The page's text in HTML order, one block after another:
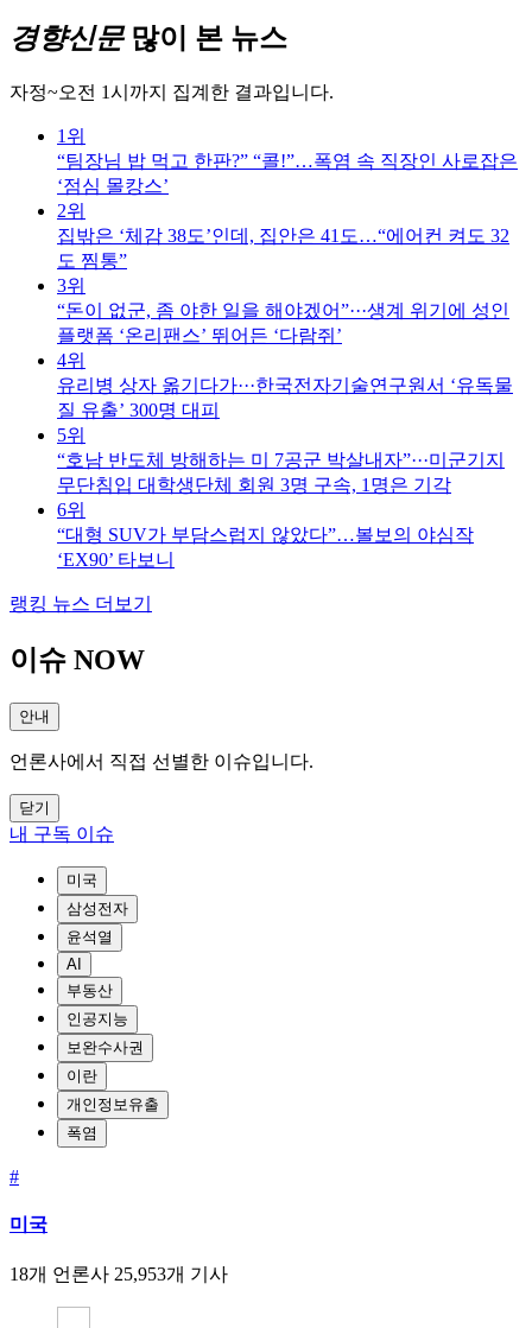
경향신문많이 본 뉴스
자정~오전 1시까지 집계한 결과입니다.
1위
“팀장님 밥 먹고 한판?” “콜!”…폭염 속 직장인 사로잡은
‘점심 몰캉스’
2위
집밖은 ‘체감 38도’인데, 집안은 41도…“에어컨 켜도 32
도 찜통”
3위
“돈이 없군, 좀 야한 일을 해야겠어”···생계 위기에 성인
플랫폼 ‘온리팬스’ 뛰어든 ‘다람쥐’
4위
유리병 상자 옮기다가···한국전자기술연구원서 ‘유독물
질 유출’ 300명 대피
5위
“호남 반도체 방해하는 미 7공군 박살내자”···미군기지
무단침입 대학생단체 회원 3명 구속, 1명은 기각
6위
“대형 SUV가 부담스럽지 않았다”…볼보의 야심작
‘EX90’ 타보니
랭킹 뉴스 더보기
이슈 NOW
안내
언론사에서 직접 선별한 이슈입니다.
닫기
내 구독 이슈
미국
삼성전자
윤석열
AI
부동산
인공지능
보완수사권
이란
개인정보유출
폭염
#
미국
18개 언론사 25,953개 기사